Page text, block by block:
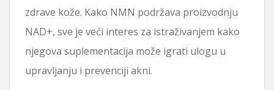
zdrave kože. Kako NMN podržava proizvodnju
NAD+, sve je veći interes za istraživanjem kako
njegova suplementacija može igrati ulogu u
upravljanju i prevenciji akni.